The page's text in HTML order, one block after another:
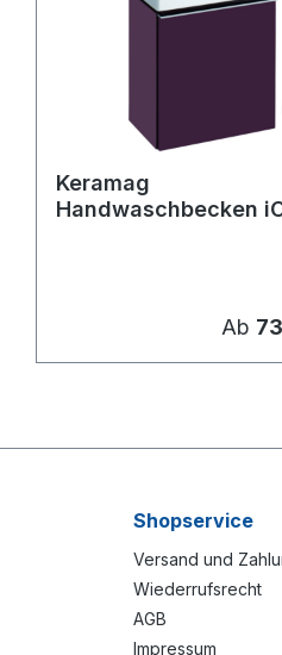
Keramag
Handwaschbecken
Ab
Shopservice
Versand und
Wiederrufsrecht
AGB
Impressum